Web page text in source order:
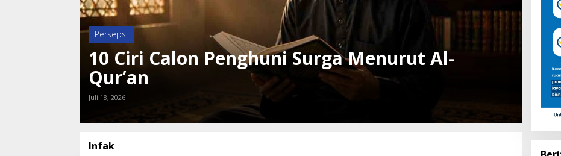
Persepsi
10 Ciri Calon Penghuni Surga Menurut Al-
Qur’an
Juli 18, 2026
Infak